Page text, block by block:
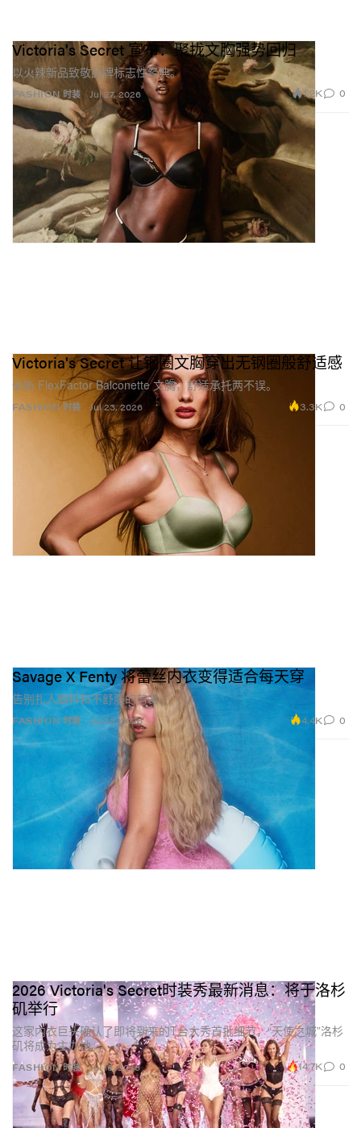
FASHION 时装
Victoria's Secret 宣布：聚拢文胸强势回归
以火辣新品致敬品牌标志性经典。
Jul 27, 2026 1.2K 0
FASHION 时装
Victoria's Secret 让钢圈文胸穿出无钢圈般舒适感
全新 FlexFactor Balconette 文胸，舒适承托两不误。
Jul 23, 2026 3.3K 0
FASHION 时装
Savage X Fenty 将蕾丝内衣变得适合每天穿
告别扎人面料和不舒服的剪裁。
Jul 22, 2026 4.4K 0
FASHION 时装
2026 Victoria's Secret时装秀最新消息：将于洛杉
矶举行
这家内衣巨头确认了即将到来的T台大秀首批细节，“天使之城”洛杉
矶将成为主办地。
Jul 16, 2026 14.7K 0